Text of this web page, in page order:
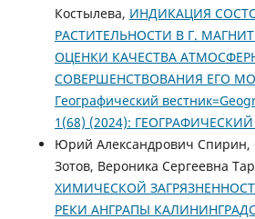
Костылева, ИНДИКАЦИЯ
РАСТИТЕЛЬНОСТИ В Г.
ОЦЕНКИ КАЧЕСТВА
СОВЕРШЕНСТВОВАНИЯ ЕГО
Географический
1(68) (2024):
Юрий Александрович Спирин,
Зотов, Вероника Сергеевна
ХИМИЧЕСКОЙ
РЕКИ АНГРАПЫ